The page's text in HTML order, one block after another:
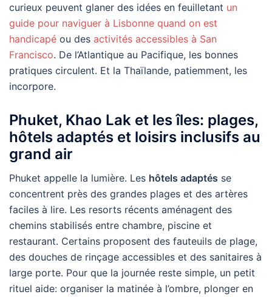
curieux peuvent glaner des idées en feuilletant un
guide pour naviguer à Lisbonne quand on est
handicapé ou des activités accessibles à San
Francisco. De l’Atlantique au Pacifique, les bonnes
pratiques circulent. Et la Thaïlande, patiemment, les
incorpore.
Phuket, Khao Lak et les îles: plages,
hôtels adaptés et loisirs inclusifs au
grand air
Phuket appelle la lumière. Les hôtels adaptés se
concentrent près des grandes plages et des artères
faciles à lire. Les resorts récents aménagent des
chemins stabilisés entre chambre, piscine et
restaurant. Certains proposent des fauteuils de plage,
des douches de rinçage accessibles et des sanitaires à
large porte. Pour que la journée reste simple, un petit
rituel aide: organiser la matinée à l’ombre, plonger en